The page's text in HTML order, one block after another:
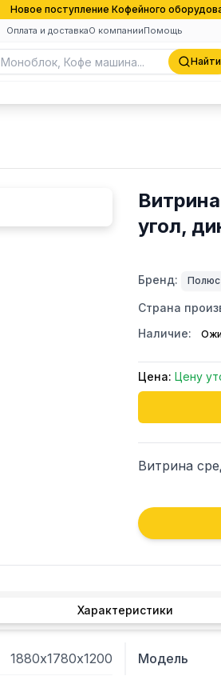
Новое поступление Кофейного
Оплата и доставкаО компанииПомощь
Найти
угол,
Бренд: Полюс
Страна
Наличие:
Цена: Цену
Витрина
Характеристики
1880х1780х1200 Модель